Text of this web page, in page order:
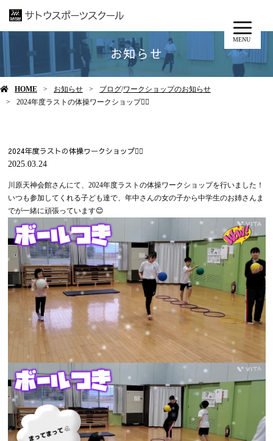
MENU
お知らせ
HOME お知らせ ブログ/ワークショップのお知らせ
2024年度ラストの体操ワークショップ🤸‍♂️
2024年度ラストの体操ワークショップ🤸‍♂️
2025.03.24
川原天神会館さんにて、2024年度ラストの体操ワークショップを行いました！
いつも参加してくれる子ども達で、年中さんの女の子から中学生のお姉さんま
でが一緒に頑張っています😊